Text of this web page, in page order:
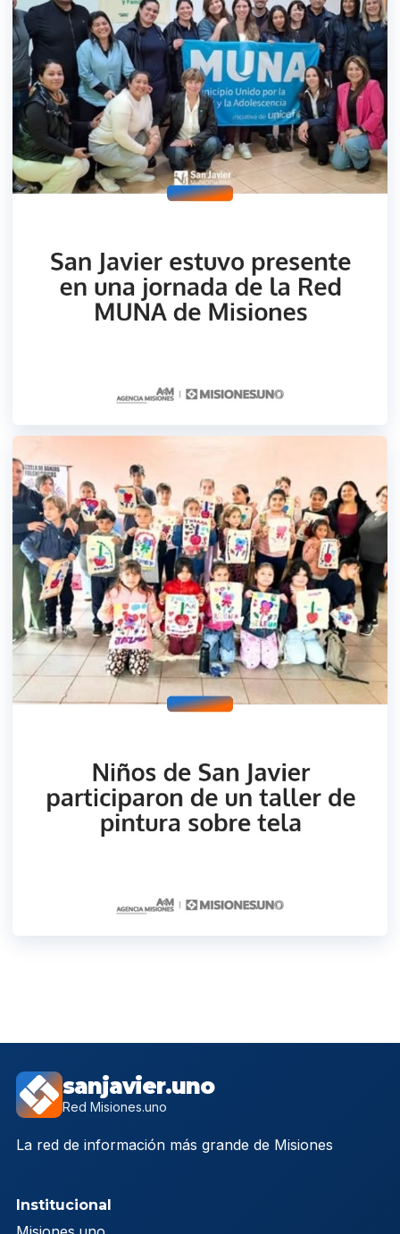
sanjavier.uno
Red Misiones.uno
La red de información más grande de Misiones
Institucional